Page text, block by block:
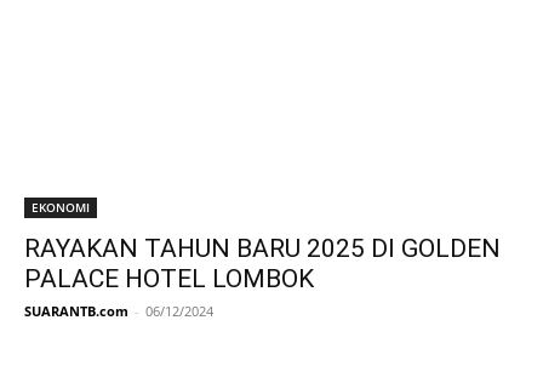
EKONOMI
RAYAKAN TAHUN BARU 2025 DI GOLDEN
PALACE HOTEL LOMBOK
SUARANTB.com - 06/12/2024